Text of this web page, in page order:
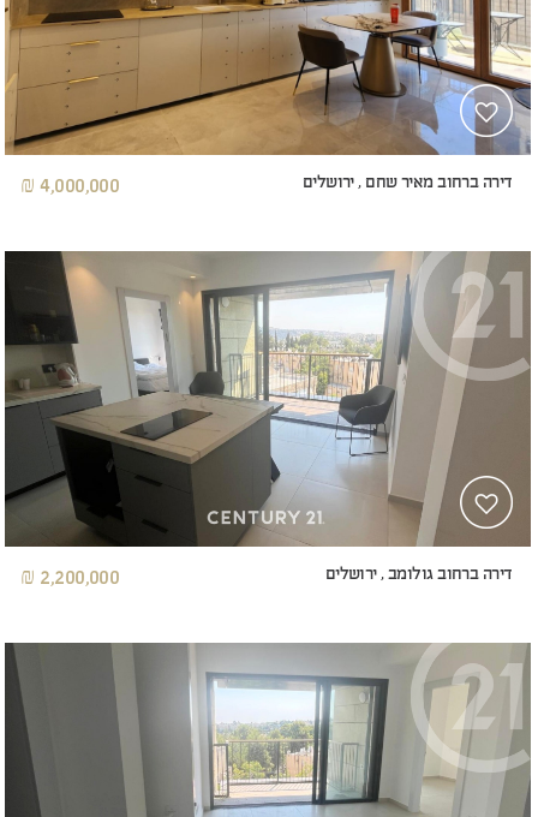
דירה ברחוב מאיר שחם , ירושלים 4,000,000 ₪
דירה ברחוב גולומב , ירושלים 2,200,000 ₪